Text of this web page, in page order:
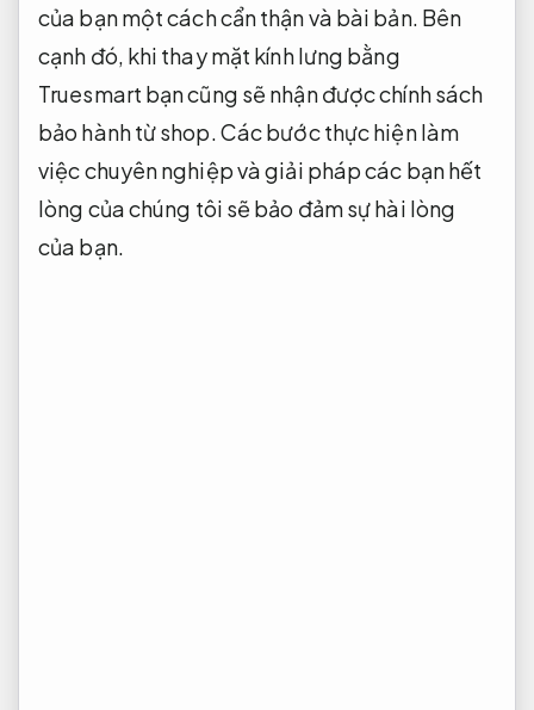
của bạn một cách cẩn thận và bài bản. Bên
cạnh đó, khi thay mặt kính lưng bằng
Truesmart bạn cũng sẽ nhận được chính sách
bảo hành từ shop. Các bước thực hiện làm
việc chuyên nghiệp và giải pháp các bạn hết
lòng của chúng tôi sẽ bảo đảm sự hài lòng
của bạn.